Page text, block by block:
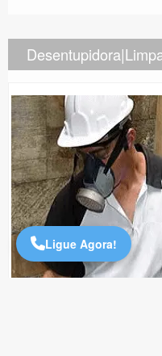
Ligue Agora!